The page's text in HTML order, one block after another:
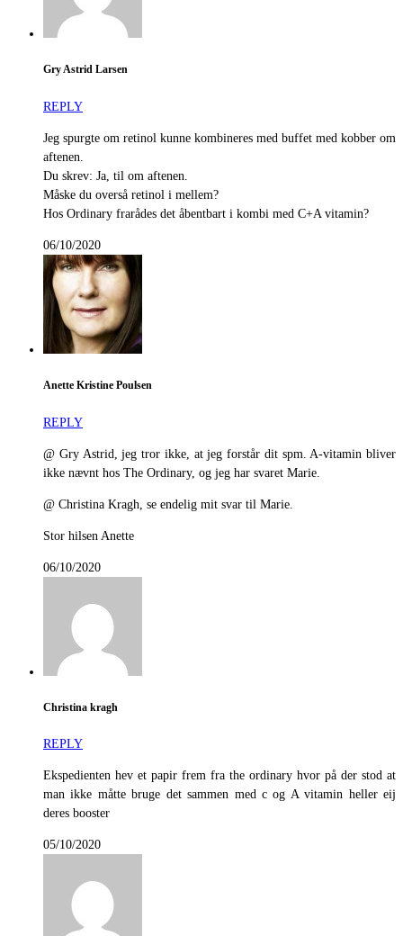
Gry Astrid Larsen
REPLY
Jeg spurgte om retinol kunne kombineres med buffet med kobber om
aftenen.
Du skrev: Ja, til om aftenen.
Måske du overså retinol i mellem?
Hos Ordinary frarådes det åbentbart i kombi med C+A vitamin?
06/10/2020
Anette Kristine Poulsen
REPLY
@ Gry Astrid, jeg tror ikke, at jeg forstår dit spm. A-vitamin bliver
ikke nævnt hos The Ordinary, og jeg har svaret Marie.
@ Christina Kragh, se endelig mit svar til Marie.
Stor hilsen Anette
06/10/2020
Christina kragh
REPLY
Ekspedienten hev et papir frem fra the ordinary hvor på der stod at
man ikke måtte bruge det sammen med c og A vitamin heller eij
deres booster
05/10/2020